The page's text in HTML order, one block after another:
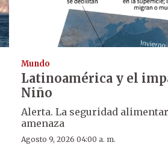
Mundo
Latinoamérica y el
Niño
Alerta. La seguridad
amenaza
Agosto 9, 2026 04:00 a. m.